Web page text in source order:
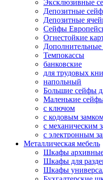
Эксклюзивные
Депозитные
Депозитные
Сейфы
Огнестойкие
Дополнительные
Темпокассы
банковские
для трудовых
напольный
Большие сейфы
Маленькие
с ключом
с кодовым
с механическим
с электронным
Металлическая мебель
Шкафы архивные
Шкафы для
Шкафы